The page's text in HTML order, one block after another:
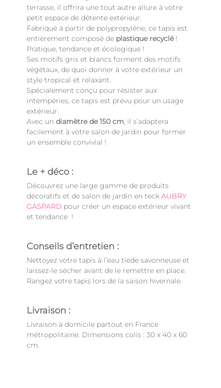
terrasse, il offrira une tout autre allure à votre
petit espace de détente extérieur.
Fabriqué à partir de polypropylène, ce tapis est
entièrement composé de plastique recyclé!
Pratique, tendance et écologique !
Ses motifs gris et blancs forment des motifs
végétaux, de quoi donner à votre extérieur un
style tropical et relaxant.
Spécialement conçu pour résister aux
intempéries, ce tapis est prévu pour un usage
extérieur.
Avec un diamètre de 150 cm, il s’adaptera
facilement à votre salon de jardin pour former
un ensemble convivial !
Le + déco :
Découvrez une large gamme de produits
décoratifs et de salon de jardin en teck AUBRY
GASPARD pour créer un espace extérieur vivant
et tendance !
Conseils d’entretien :
Nettoyez votre tapis à l’eau tiède savonneuse et
laissez-le sécher avant de le remettre en place.
Rangez votre tapis lors de la saison hivernale.
Livraison :
Livraison à domicile partout en France
métropolitaine. Dimensions colis : 30 x 40 x 60
cm.